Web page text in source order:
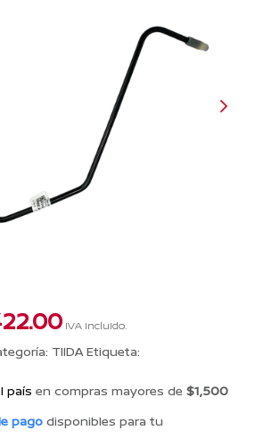
El
precio
actual
es:
$1,422.00.
IVA incluido.
TIIDA Etiqueta:
paísen compras mayores de$1,500
pagodisponibles para tu